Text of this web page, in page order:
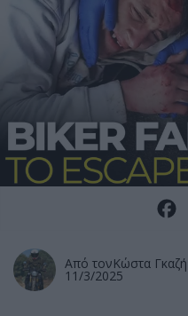
Από τονΚώστα Γκαζή
11/3/2025